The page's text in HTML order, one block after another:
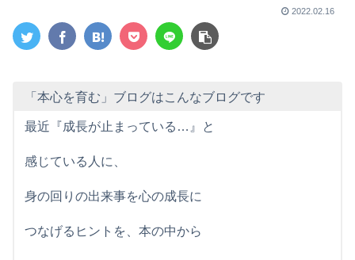
2022.02.16
「本心を育む」ブログはこんなブログです
最近『成長が止まっている…』と
感じている人に、
身の回りの出来事を心の成長に
つなげるヒントを、本の中から